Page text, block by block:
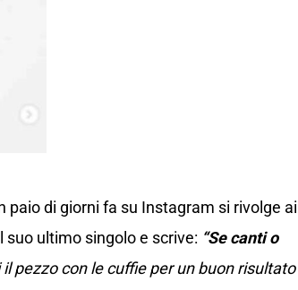
paio di giorni fa su Instagram si rivolge ai
ultimo singolo e scrive: “Se canti o
pezzo con le cuffie per un buon risultato